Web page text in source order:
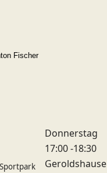
Fischer
Donnerstag
17:00 -18:30